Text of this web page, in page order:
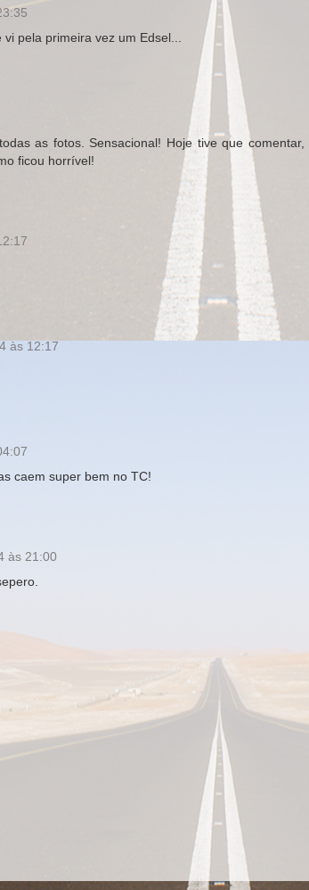
pela primeira vez um Edsel...
as fotos. Sensacional! Hoje tive que
ficou horrível!
às 12:17
caem super bem no TC!
às 21:00